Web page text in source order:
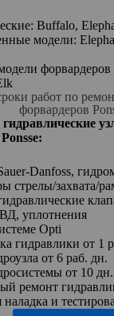
Buffalo,
модели:
форвардеров
работ по
форвардеров
Danfoss,
стрелы/захвата/
уплотнения
Opti
гидравлики от 1
от 6 раб. дн.
от 10 дн.
ремонт
и